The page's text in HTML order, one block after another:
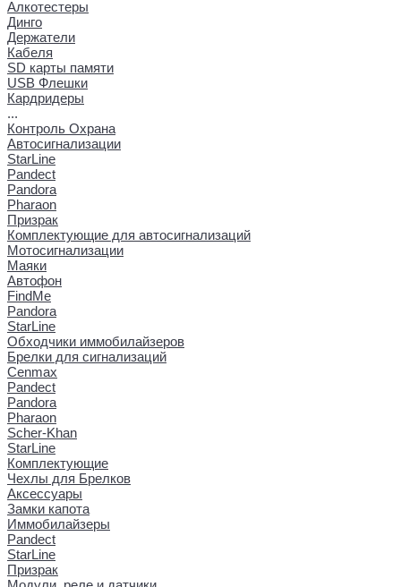
Алкотестеры
Динго
Держатели
Кабеля
SD карты памяти
USB Флешки
Кардридеры
...
Контроль Охрана
Автосигнализации
StarLine
Pandect
Pandora
Pharaon
Призрак
Комплектующие для автосигнализаций
Мотосигнализации
Маяки
Автофон
FindMe
Pandora
StarLine
Обходчики иммобилайзеров
Брелки для сигнализаций
Cenmax
Pandect
Pandora
Pharaon
Scher-Khan
StarLine
Комплектующие
Чехлы для Брелков
Аксессуары
Замки капота
Иммобилайзеры
Pandect
StarLine
Призрак